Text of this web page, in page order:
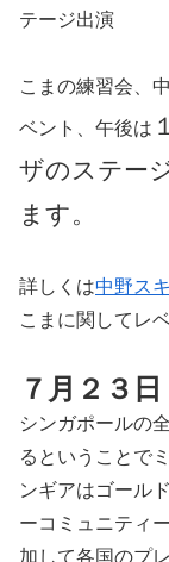
テージ出演
こまの練習会、
ベント、午後は
ザのステー
ます。
詳しくは中野ス
こまに関してレ
７月２３
シンガポールの
るということで
ンギアはゴール
ーコミュニティ
加して各国のプ